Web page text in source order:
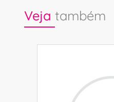
Veja também